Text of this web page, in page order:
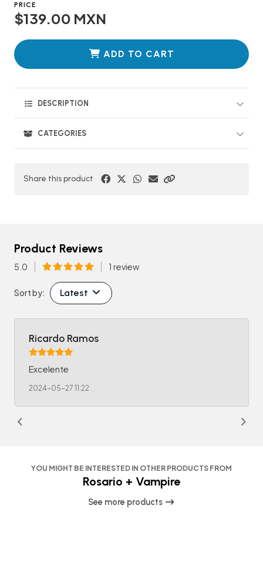
PRICE
$139.00 MXN
ADD TO CART
DESCRIPTION
CATEGORIES
Share this product
Product Reviews
5.0 1 review
Sort by: Latest
Ricardo Ramos
Excelente
2024-05-27 11:22
YOU MIGHT BE INTERESTED IN OTHER PRODUCTS FROM
Rosario + Vampire
See more products